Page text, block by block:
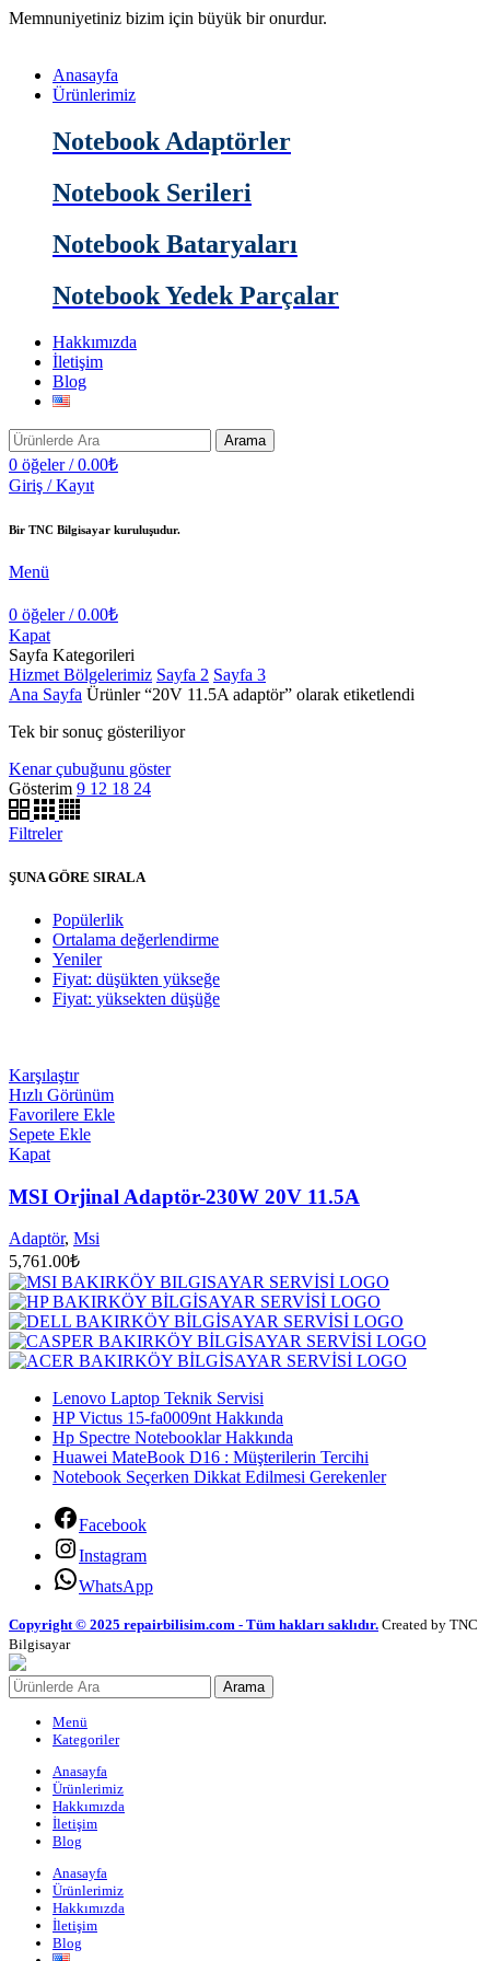
Memnuniyetiniz bizim için büyük bir onurdur.
Anasayfa
Ürünlerimiz
Notebook Adaptörler
Notebook Serileri
Notebook Bataryaları
Notebook Yedek Parçalar
Hakkımızda
İletişim
Blog
Arama
0 öğeler / 0.00₺
Giriş / Kayıt
Bir TNC Bilgisayar kuruluşudur.
Menü
0 öğeler / 0.00₺
Kapat
Sayfa Kategorileri
Hizmet Bölgelerimiz Sayfa 2 Sayfa 3
Ana Sayfa Ürünler “20V 11.5A adaptör” olarak etiketlendi
Tek bir sonuç gösteriliyor
Kenar çubuğunu göster
Gösterim 9 12 18 24
Filtreler
ŞUNA GÖRE SIRALA
Popülerlik
Ortalama değerlendirme
Yeniler
Fiyat: düşükten yükseğe
Fiyat: yüksekten düşüğe
Karşılaştır
Hızlı Görünüm
Favorilere Ekle
Sepete Ekle
Kapat
MSI Orjinal Adaptör-230W 20V 11.5A
Adaptör, Msi
5,761.00₺
Lenovo Laptop Teknik Servisi
HP Victus 15-fa0009nt Hakkında
Hp Spectre Notebooklar Hakkında
Huawei MateBook D16 : Müşterilerin Tercihi
Notebook Seçerken Dikkat Edilmesi Gerekenler
Facebook
Instagram
WhatsApp
Copyright © 2025 repairbilisim.com - Tüm hakları saklıdır. Created by TNC
Bilgisayar
Arama
Menü
Kategoriler
Anasayfa
Ürünlerimiz
Hakkımızda
İletişim
Blog
Anasayfa
Ürünlerimiz
Hakkımızda
İletişim
Blog